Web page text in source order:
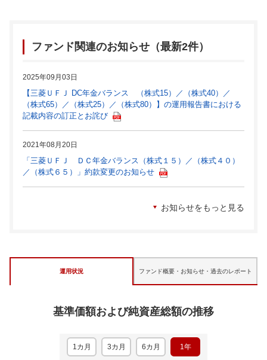
ファンド関連のお知らせ（最新2件）
2025年09月03日
【三菱ＵＦＪ DC年金バランス （株式15）／（株式40）／
（株式65）／（株式25）／（株式80）】の運用報告書における
記載内容の訂正とお詫び
2021年08月20日
「三菱ＵＦＪ ＤＣ年金バランス（株式１５）／（株式４０）
／（株式６５）」約款変更のお知らせ
お知らせをもっと見る
運用状況 ファンド概要・お知らせ・ 過去のレポート
基準価額および純資産総額の推移
1カ月 3カ月 6カ月 1年